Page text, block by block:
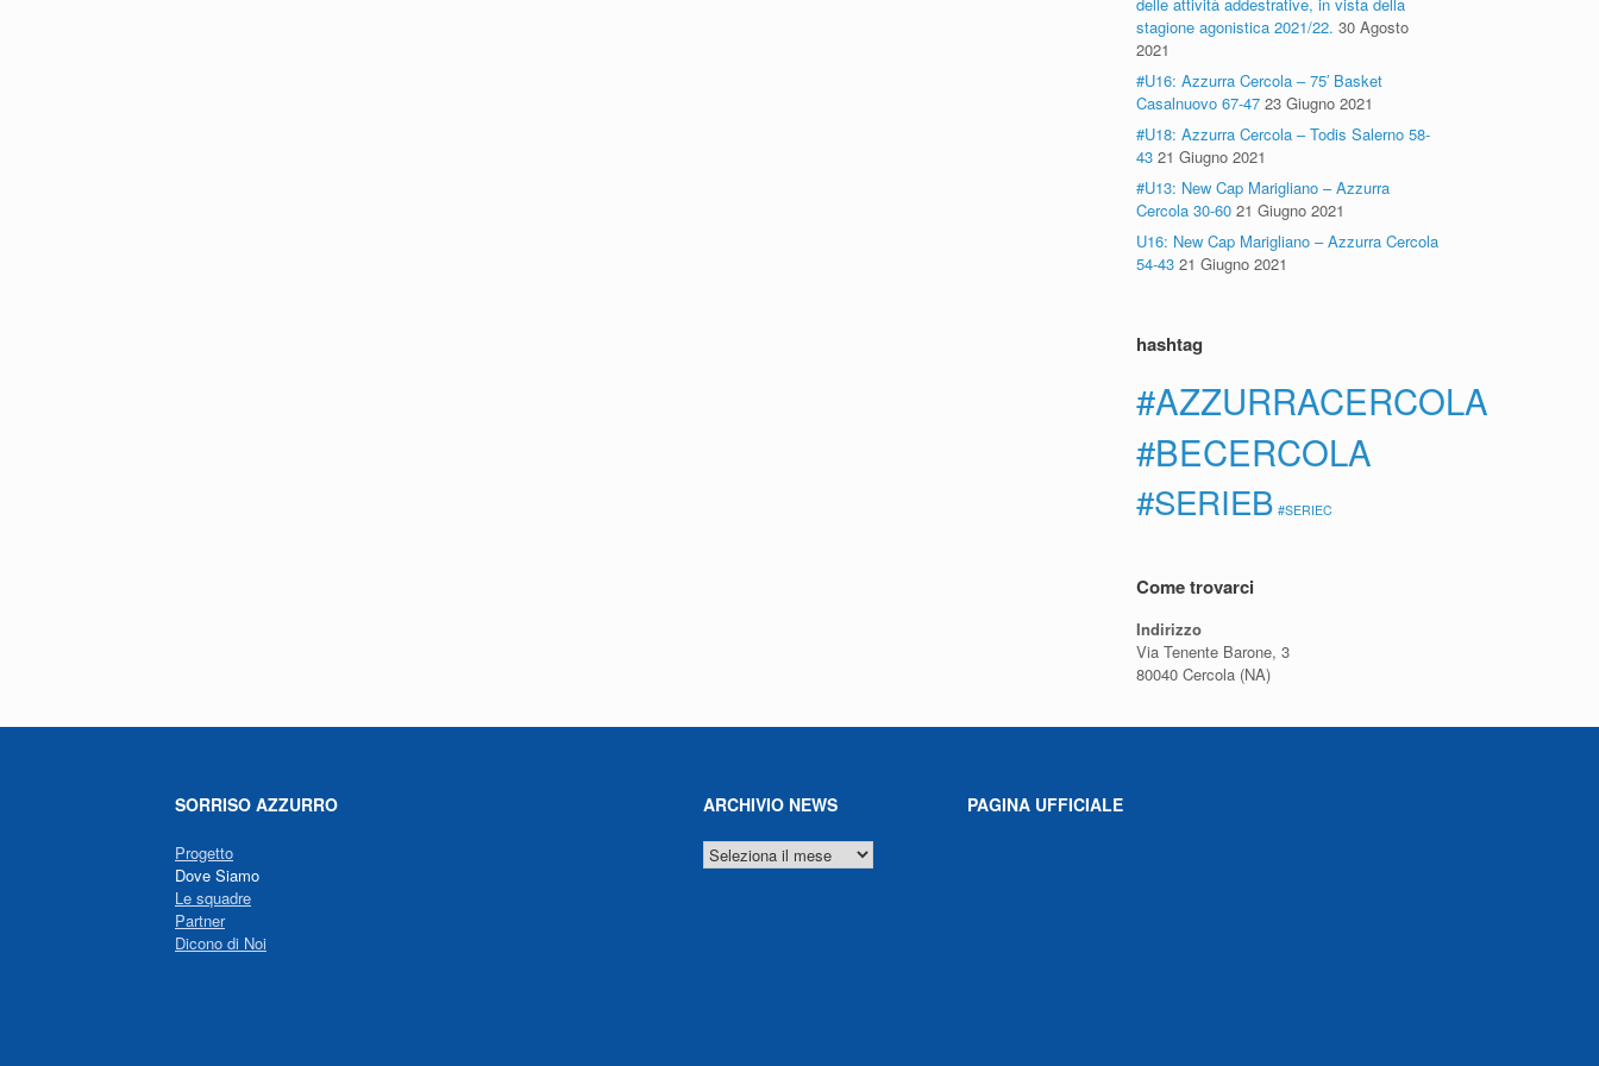
stagione agonistica 2021/22. 30 Agosto
2021
#U16: Azzurra Cercola – 75′ Basket
Casalnuovo 67-47 23 Giugno 2021
#U18: Azzurra Cercola – Todis Salerno 58-
43 21 Giugno 2021
#U13: New Cap Marigliano – Azzurra
Cercola 30-60 21 Giugno 2021
U16: New Cap Marigliano – Azzurra Cercola
54-43 21 Giugno 2021
hashtag
#AZZURRACERCOLA
#BECERCOLA
#SERIEB #SERIEC
Come trovarci
Indirizzo
Via Tenente Barone, 3
80040 Cercola (NA)
SORRISO AZZURRO
Progetto
Dove Siamo
Le squadre
Partner
Dicono di Noi
ARCHIVIO NEWS
ARCHIVIO
NEWS
PAGINA UFFICIALE